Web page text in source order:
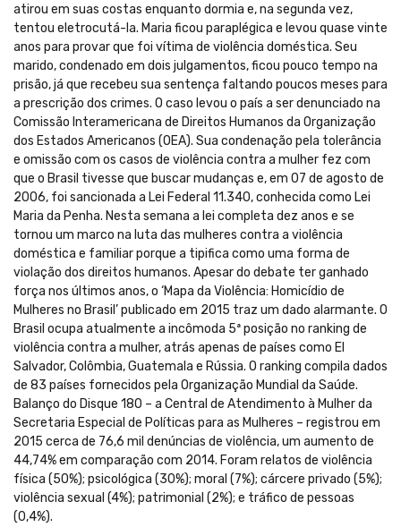
atirou em suas costas enquanto dormia e, na segunda vez,
tentou eletrocutá-la. Maria ficou paraplégica e levou quase vinte
anos para provar que foi vítima de violência doméstica. Seu
marido, condenado em dois julgamentos, ficou pouco tempo na
prisão, já que recebeu sua sentença faltando poucos meses para
a prescrição dos crimes. O caso levou o país a ser denunciado na
Comissão Interamericana de Direitos Humanos da Organização
dos Estados Americanos (OEA). Sua condenação pela tolerância
e omissão com os casos de violência contra a mulher fez com
que o Brasil tivesse que buscar mudanças e, em 07 de agosto de
2006, foi sancionada a Lei Federal 11.340, conhecida como Lei
Maria da Penha. Nesta semana a lei completa dez anos e se
tornou um marco na luta das mulheres contra a violência
doméstica e familiar porque a tipifica como uma forma de
violação dos direitos humanos. Apesar do debate ter ganhado
força nos últimos anos, o ‘Mapa da Violência: Homicídio de
Mulheres no Brasil’ publicado em 2015 traz um dado alarmante. O
Brasil ocupa atualmente a incômoda 5ª posição no ranking de
violência contra a mulher, atrás apenas de países como El
Salvador, Colômbia, Guatemala e Rússia. O ranking compila dados
de 83 países fornecidos pela Organização Mundial da Saúde.
Balanço do Disque 180 – a Central de Atendimento à Mulher da
Secretaria Especial de Políticas para as Mulheres – registrou em
2015 cerca de 76,6 mil denúncias de violência, um aumento de
44,74% em comparação com 2014. Foram relatos de violência
física (50%); psicológica (30%); moral (7%); cárcere privado (5%);
violência sexual (4%); patrimonial (2%); e tráfico de pessoas
(0,4%).